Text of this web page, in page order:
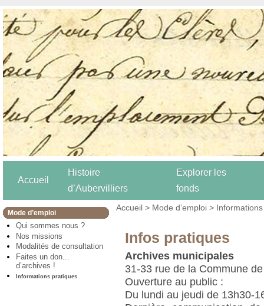
Accueil
Histoire
d’Aubervilliers
Explorer les
fonds
Mode d’emploi
Qui sommes nous ?
Nos missions
Modalités de consultation
Faites un don...
d’archives !
Informations pratiques
Accueil > Mode d’emploi >
Infos pratiques
Archives municipales
31-33 rue de la Commune
Ouverture au public :
Du lundi au jeudi de 13h30-